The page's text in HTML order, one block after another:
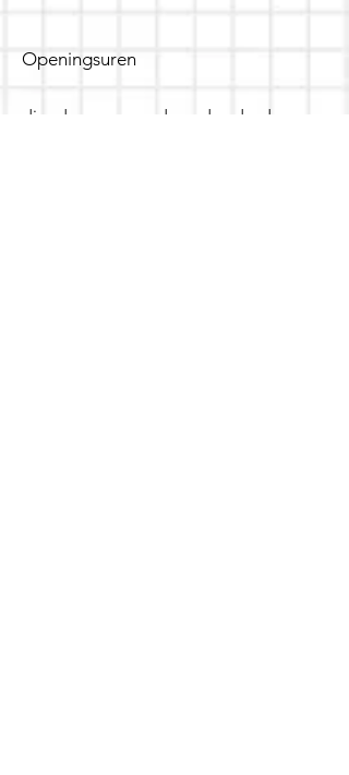
Openingsuren
dinsdag - woensdag- donderdag: